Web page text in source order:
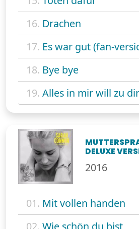
16. Drachen
17. Es war gut (fan-
18. Bye bye
19. Alles in mir will zu dir
DELUXE
2016
01. Mit vollen händen
02. Wie schön du bist